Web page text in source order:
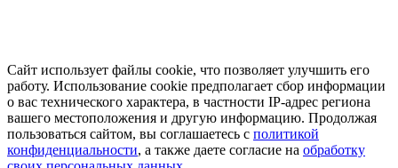
Сайт использует файлы cookie, что позволяет улучшить его
работу. Использование cookie предполагает сбор информации
о вас технического характера, в частности IP-адрес региона
вашего местоположения и другую информацию. Продолжая
пользоваться сайтом, вы соглашаетесь с политикой
конфиденциальности, а также даете согласие на обработку